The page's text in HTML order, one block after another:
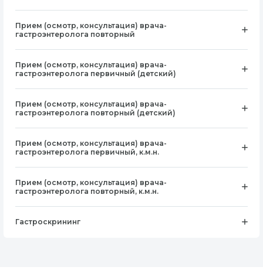
Прием (осмотр, консультация) врача-
гастроэнтеролога повторный
Прием (осмотр, консультация) врача-
гастроэнтеролога первичный (детский)
Прием (осмотр, консультация) врача-
гастроэнтеролога повторный (детский)
Прием (осмотр, консультация) врача-
гастроэнтеролога первичный, к.м.н.
Прием (осмотр, консультация) врача-
гастроэнтеролога повторный, к.м.н.
Гастроскрининг